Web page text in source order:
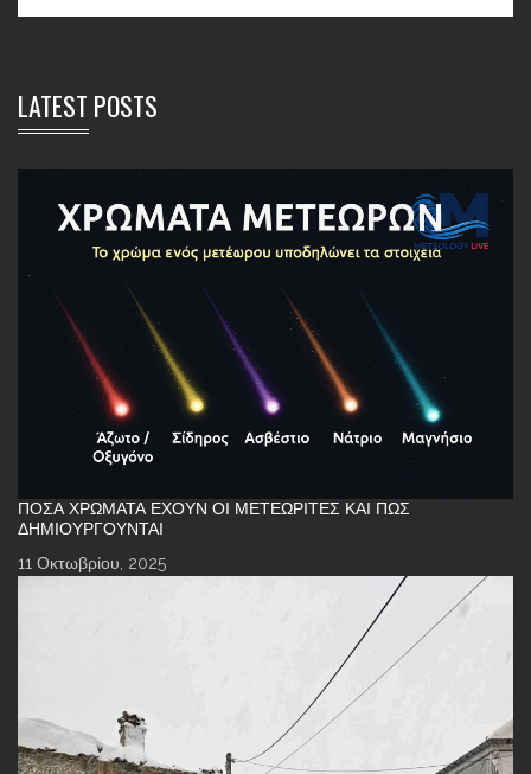
LATEST POSTS
ΠΌΣΑ ΧΡΏΜΑΤΑ ΈΧΟΥΝ ΟΙ ΜΕΤΕΩΡΊΤΕΣ ΚΑΙ ΠΏΣ
ΔΗΜΙΟΥΡΓΟΎΝΤΑΙ
11 Οκτωβρίου, 2025